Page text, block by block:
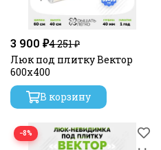
3 900 ₽4 251 ₽
Люк под плитку Вектор
600х400
В корзину
−8%